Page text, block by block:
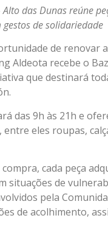
das Dunas reúne
de solidariedade
de renovar
Aldeota recebe o
que destinará
das 9h às 21h e
eles roupas,
cada peça
de
pela
de acolhimento,